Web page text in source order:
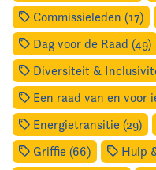
Commissieleden (17)
Dag voor de Raad (49)
Diversiteit &
Een raad van en voor
Energietransitie (29)
Griffie (66)
Hulp